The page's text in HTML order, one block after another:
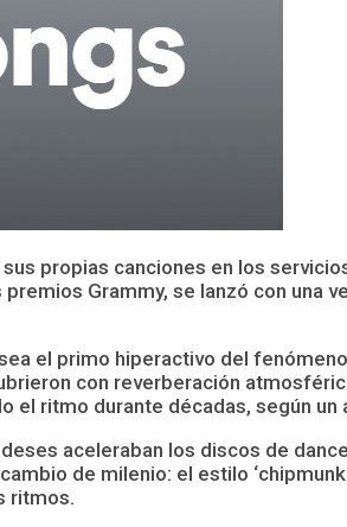
propias canciones en los
premios Grammy, se lanzó con una
el primo hiperactivo del
con reverberación
el ritmo durante décadas, según un
aceleraban los discos de
de milenio: el estilo
ritmos.